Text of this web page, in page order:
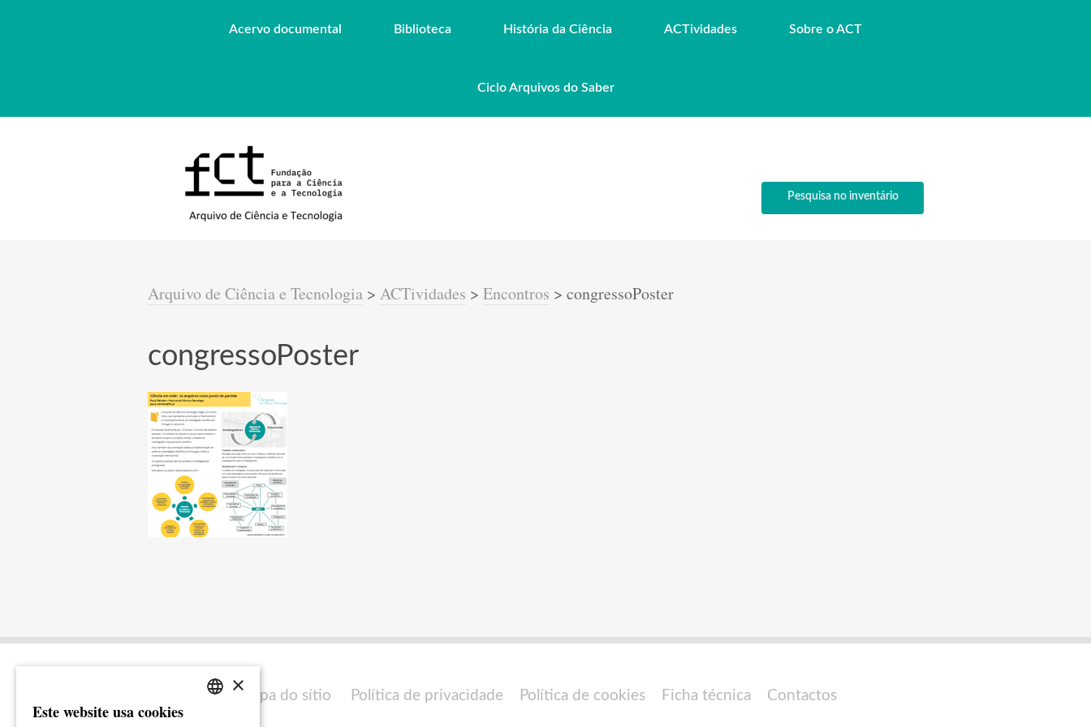
Acervo documental Biblioteca História da Ciência ACTividades Sobre o ACT
Ciclo Arquivos do Saber
Pesquisa no inventário
Arquivo de Ciência e Tecnologia > ACTividades > Encontros > congressoPoster
congressoPoster
Mapa do sítio Política de privacidade Política de cookies Ficha técnica Contactos
×
Este website usa cookies